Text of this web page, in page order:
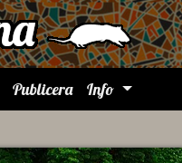
Publicera Info